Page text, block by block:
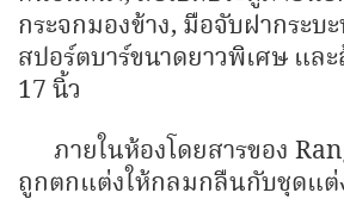
กระจกมองข้าง, มือจับฝากระบ
สปอร์ตบาร์ขนาดยาวพิเศษ แล
17 นิ้ว
ภายในห้องโดยสารของ
ถูกตกแต่งให้กลมกลืนกับชุดแ